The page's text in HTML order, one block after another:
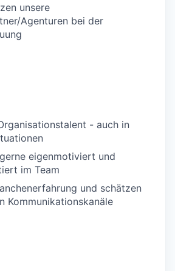
unsere
Agenturen bei der
- auch in
eigenmotiviert und
im Team
und schätzen
Kommunikationskanäle